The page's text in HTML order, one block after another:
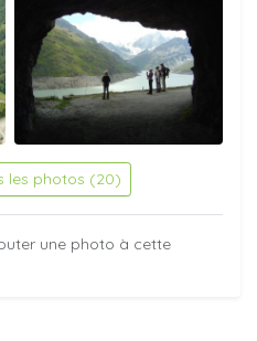
les photos (20)
une photo à cette